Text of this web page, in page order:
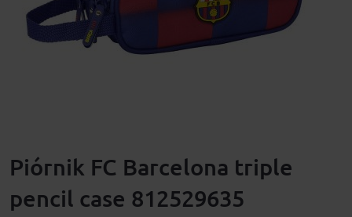
Piórnik FC Barcelona triple
pencil case 812529635